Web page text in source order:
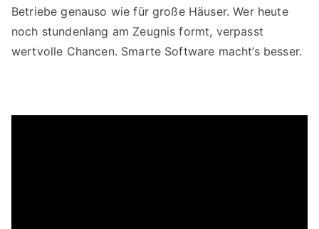
Betriebe genauso wie für große Häuser. Wer heute
noch stundenlang am Zeugnis formt, verpasst
wertvolle Chancen. Smarte Software macht’s besser.